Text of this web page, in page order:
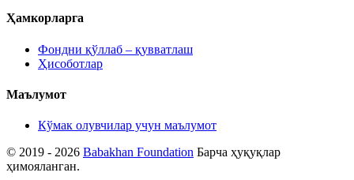
Ҳамкорларга
Фондни қўллаб – қувватлаш
Ҳисоботлар
Маълумот
Кўмак олувчилар учун маълумот
© 2019 - 2026 Babakhan Foundation Барча ҳуқуқлар
ҳимояланган.